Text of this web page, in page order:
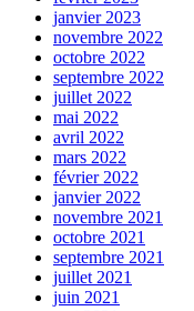
janvier 2023
novembre 2022
octobre 2022
septembre 2022
juillet 2022
mai 2022
avril 2022
mars 2022
février 2022
janvier 2022
novembre 2021
octobre 2021
septembre 2021
juillet 2021
juin 2021